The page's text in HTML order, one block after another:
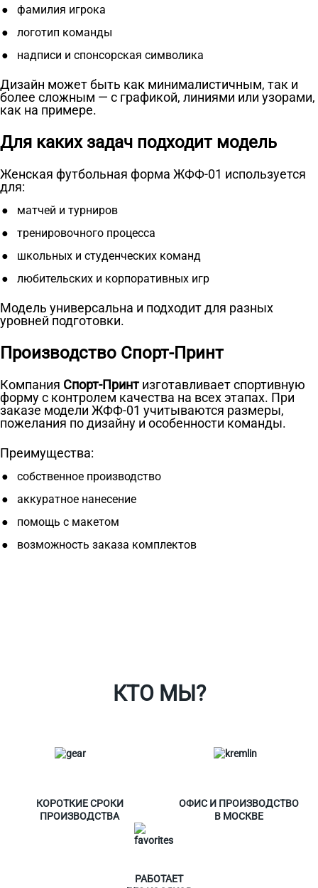
фамилия игрока
логотип команды
надписи и спонсорская символика
Дизайн может быть как минималистичным, так и
более сложным — с графикой, линиями или узорами,
как на примере.
Для каких задач подходит модель
Женская футбольная форма ЖФФ-01 используется
для:
матчей и турниров
тренировочного процесса
школьных и студенческих команд
любительских и корпоративных игр
Модель универсальна и подходит для разных
уровней подготовки.
Производство Спорт-Принт
Компания Спорт-Принт изготавливает спортивную
форму с контролем качества на всех этапах. При
заказе модели ЖФФ-01 учитываются размеры,
пожелания по дизайну и особенности команды.
Преимущества:
собственное производство
аккуратное нанесение
помощь с макетом
возможность заказа комплектов
КТО МЫ?
КОРОТКИЕ СРОКИ
ПРОИЗВОДСТВА
ОФИС И ПРОИЗВОДСТВО
В МОСКВЕ
РАБОТАЕТ